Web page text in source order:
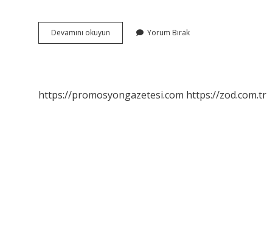
Devamını okuyun
Haftalık
Yorum Bırak
https://promosyongazetesi.com https://zod.com.tr